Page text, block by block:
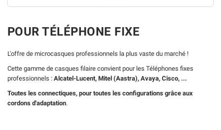
POUR TÉLÉPHONE FIXE
L'offre de microcasques professionnels la plus vaste du marché !
Cette gamme de casques filaire convient pour les Téléphones fixes
professionnels : Alcatel-Lucent, Mitel (Aastra), Avaya, Cisco, ...
Toutes les connectiques, pour toutes les configurations grâce aux
cordons d'adaptation.